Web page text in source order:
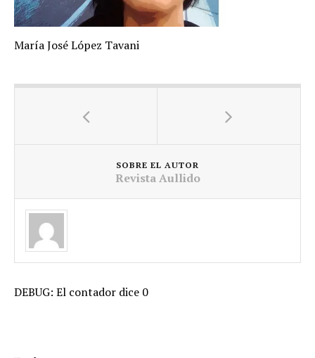
María José López Tavani
SOBRE EL AUTOR
Revista Aullido
DEBUG: El contador dice 0